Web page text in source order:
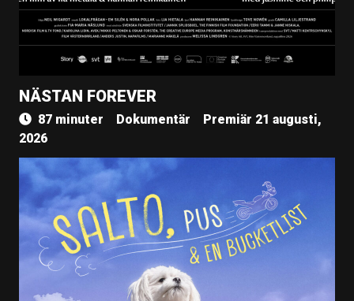
NÄSTAN FOREVER
87 minuter Dokumentär
Premiär 21 augusti,
2026